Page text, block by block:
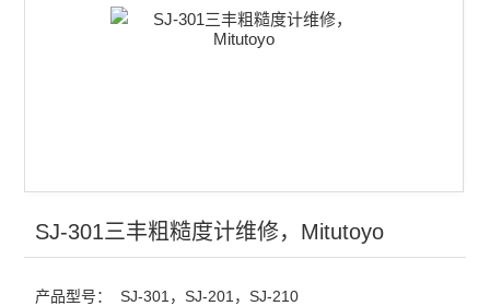
SJ-301三丰粗糙度计维修，Mitutoyo
产品型号： SJ-301，SJ-201，SJ-210